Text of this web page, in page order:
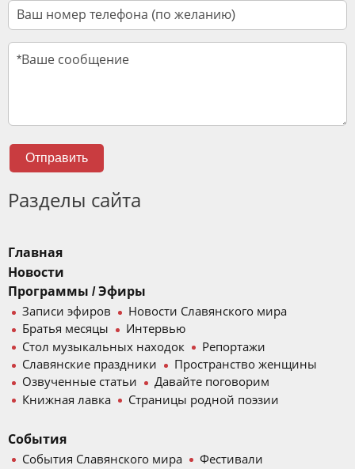
Отправить
Разделы сайта
Главная
Новости
Программы / Эфиры
Записи эфиров
Новости Славянского мира
Братья месяцы
Интервью
Стол музыкальных находок
Репортажи
Славянские праздники
Пространство женщины
Озвученные статьи
Давайте поговорим
Книжная лавка
Страницы родной поэзии
События
События Славянского мира
Фестивали